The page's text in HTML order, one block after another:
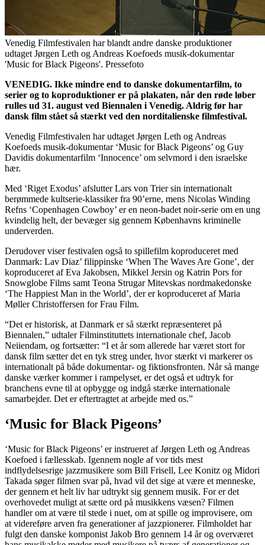
Venedig Filmfestivalen har blandt andre danske produktioner
udtaget Jørgen Leth og Andreas Koefoeds musik-dokumentar
'Music for Black Pigeons'. Pressefoto
VENEDIG. Ikke mindre end to danske dokumentarfilm, to
serier og to koproduktioner er på plakaten, når den røde løber
rulles ud 31. august ved Biennalen i Venedig. Aldrig før har
dansk film stået så stærkt ved den norditalienske filmfestival.
Venedig Filmfestivalen har udtaget Jørgen Leth og Andreas
Koefoeds musik-dokumentar ‘Music for Black Pigeons’ og Guy
Davidis dokumentarfilm ‘Innocence’ om selvmord i den israelske
hær.
Med ‘Riget Exodus’ afslutter Lars von Trier sin internationalt
berømmede kultserie-klassiker fra 90’erne, mens Nicolas Winding
Refns ‘Copenhagen Cowboy’ er en neon-badet noir-serie om en ung
kvindelig helt, der bevæger sig gennem Københavns kriminelle
underverden.
Derudover viser festivalen også to spillefilm koproduceret med
Danmark: Lav Diaz’ filippinske ‘When The Waves Are Gone’, der
koproduceret af Eva Jakobsen, Mikkel Jersin og Katrin Pors for
Snowglobe Films samt Teona Strugar Mitevskas nordmakedonske
‘The Happiest Man in the World’, der er koproduceret af Maria
Møller Christoffersen for Frau Film.
“Det er historisk, at Danmark er så stærkt repræsenteret på
Biennalen,” udtaler Filminstituttets internationale chef, Jacob
Neiiendam, og fortsætter: “I et år som allerede har været stort for
dansk film sætter det en tyk streg under, hvor stærkt vi markerer os
internationalt på både dokumentar- og fiktionsfronten. Når så mange
danske værker kommer i rampelyset, er det også et udtryk for
branchens evne til at opbygge og indgå stærke internationale
samarbejder. Det er eftertragtet at arbejde med os.”
‘Music for Black Pigeons’
‘Music for Black Pigeons’ er instrueret af Jørgen Leth og Andreas
Koefoed i fællesskab. Igennem nogle af vor tids mest
indflydelsesrige jazzmusikere som Bill Frisell, Lee Konitz og Midori
Takada søger filmen svar på, hvad vil det sige at være et menneske,
der gennem et helt liv har udtrykt sig gennem musik. For er det
overhovedet muligt at sætte ord på musikkens væsen? Filmen
handler om at være til stede i nuet, om at spille og improvisere, om
at videreføre arven fra generationer af jazzpionerer. Filmholdet har
fulgt den danske komponist Jakob Bro gennem 14 år og overværet